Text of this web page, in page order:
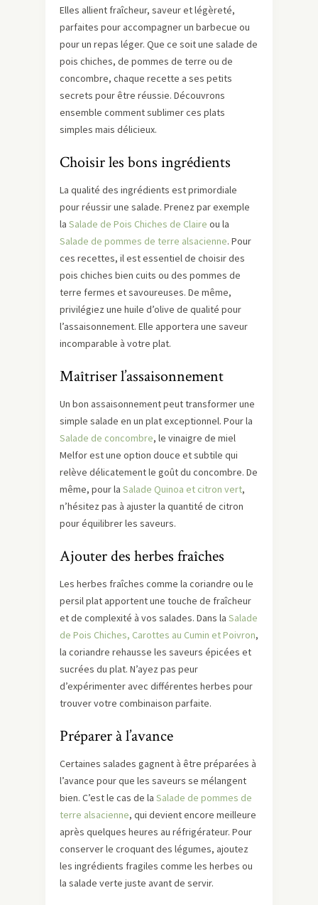
Elles allient fraîcheur, saveur et légèreté,
parfaites pour accompagner un barbecue ou
pour un repas léger. Que ce soit une salade de
pois chiches, de pommes de terre ou de
concombre, chaque recette a ses petits
secrets pour être réussie. Découvrons
ensemble comment sublimer ces plats
simples mais délicieux.
Choisir les bons ingrédients
La qualité des ingrédients est primordiale
pour réussir une salade. Prenez par exemple
la Salade de Pois Chiches de Claire ou la
Salade de pommes de terre alsacienne. Pour
ces recettes, il est essentiel de choisir des
pois chiches bien cuits ou des pommes de
terre fermes et savoureuses. De même,
privilégiez une huile d’olive de qualité pour
l’assaisonnement. Elle apportera une saveur
incomparable à votre plat.
Maîtriser l’assaisonnement
Un bon assaisonnement peut transformer une
simple salade en un plat exceptionnel. Pour la
Salade de concombre, le vinaigre de miel
Melfor est une option douce et subtile qui
relève délicatement le goût du concombre. De
même, pour la Salade Quinoa et citron vert,
n’hésitez pas à ajuster la quantité de citron
pour équilibrer les saveurs.
Ajouter des herbes fraîches
Les herbes fraîches comme la coriandre ou le
persil plat apportent une touche de fraîcheur
et de complexité à vos salades. Dans la Salade
de Pois Chiches, Carottes au Cumin et Poivron,
la coriandre rehausse les saveurs épicées et
sucrées du plat. N’ayez pas peur
d’expérimenter avec différentes herbes pour
trouver votre combinaison parfaite.
Préparer à l’avance
Certaines salades gagnent à être préparées à
l’avance pour que les saveurs se mélangent
bien. C’est le cas de la Salade de pommes de
terre alsacienne, qui devient encore meilleure
après quelques heures au réfrigérateur. Pour
conserver le croquant des légumes, ajoutez
les ingrédients fragiles comme les herbes ou
la salade verte juste avant de servir.